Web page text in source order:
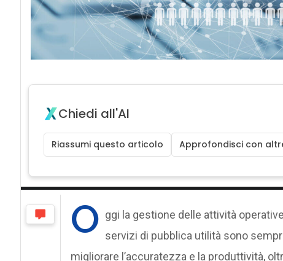
Chiedi all'AI
Riassumi questo articolo Approfondisci con
O ggi la gestione delle attività
servizi di pubblica utilità sono
migliorare l’accuratezza e la produttività,